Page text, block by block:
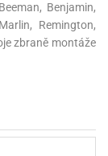
Benjamin,
Remington,
zbraně montáže